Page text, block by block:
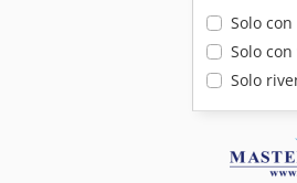
Solo
Solo
Solo